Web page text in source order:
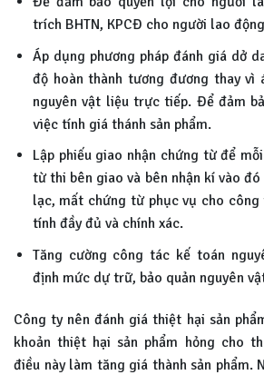
trích BHTN, KPCĐ cho người lao
Áp dụng phương pháp đánh giá dở
độ hoàn thành tương đương thay vì
nguyên vật liệu trực tiếp. Để đảm
việc tính giá thánh sản phẩm.
Lập phiếu giao nhận chứng từ để
từ thi bên giao và bên nhận kí vào
lạc, mất chứng từ phục vụ cho
tính đầy đủ và chính xác.
Tăng cường công tác kế toán
định mức dự trữ, bảo quản nguyên
Công ty nên đánh giá thiệt hại sản
khoản thiệt hại sản phẩm hỏng cho
điều này làm tăng giá thành sản phẩm.